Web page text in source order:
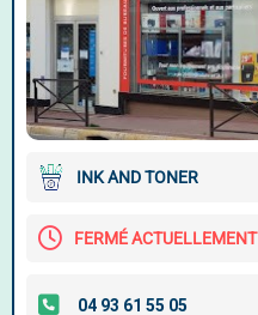
INK AND TONER
FERMÉ ACTUELLEMENT